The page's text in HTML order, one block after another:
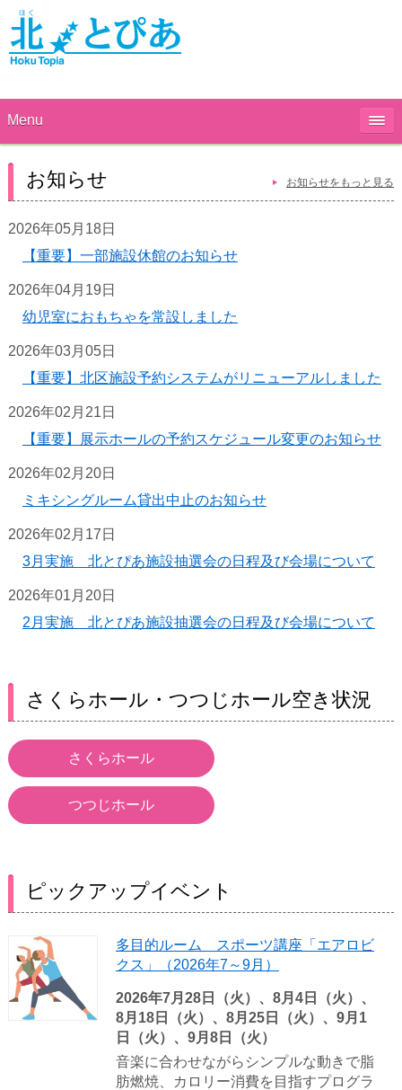
Menu
お知らせ
2026年05月18日
【重要】一部施設休館のお知らせ
2026年04月19日
幼児室におもちゃを常設しました
2026年03月05日
【重要】北区施設予約システムがリニューアルしました
2026年02月21日
【重要】展示ホールの予約スケジュール変更のお知らせ
2026年02月20日
ミキシングルーム貸出中止のお知らせ
2026年02月17日
3月実施 北とぴあ施設抽選会の日程及び会場について
2026年01月20日
2月実施 北とぴあ施設抽選会の日程及び会場について
お知らせをもっと見る
さくらホール・つつじホール空き状況
さくらホール
つつじホール
ピックアップイベント
多目的ルーム スポーツ講座「エアロビ
クス」（2026年7～9月）
2026年7月28日（火）、8月4日（火）、
8月18日（火）、8月25日（火）、9月1
日（火）、9月8日（火）
音楽に合わせながらシンプルな動きで脂
肪燃焼、カロリー消費を目指すプログラ